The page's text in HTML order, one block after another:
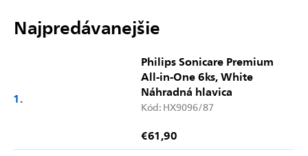
Najpredávanejšie
Philips Sonicare Premium
All-in-One 6ks, White
Náhradná hlavica
Kód: HX9096/87
€61,90